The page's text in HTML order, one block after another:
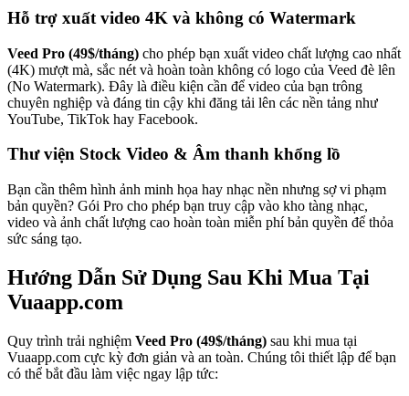
Hỗ trợ xuất video 4K và không có Watermark
Veed Pro (49$/tháng) cho phép bạn xuất video chất lượng cao nhất
(4K) mượt mà, sắc nét và hoàn toàn không có logo của Veed đè lên
(No Watermark). Đây là điều kiện cần để video của bạn trông
chuyên nghiệp và đáng tin cậy khi đăng tải lên các nền tảng như
YouTube, TikTok hay Facebook.
Thư viện Stock Video & Âm thanh khổng lồ
Bạn cần thêm hình ảnh minh họa hay nhạc nền nhưng sợ vi phạm
bản quyền? Gói Pro cho phép bạn truy cập vào kho tàng nhạc,
video và ảnh chất lượng cao hoàn toàn miễn phí bản quyền để thỏa
sức sáng tạo.
Hướng Dẫn Sử Dụng Sau Khi Mua Tại
Vuaapp.com
Quy trình trải nghiệm Veed Pro (49$/tháng) sau khi mua tại
Vuaapp.com cực kỳ đơn giản và an toàn. Chúng tôi thiết lập để bạn
có thể bắt đầu làm việc ngay lập tức: